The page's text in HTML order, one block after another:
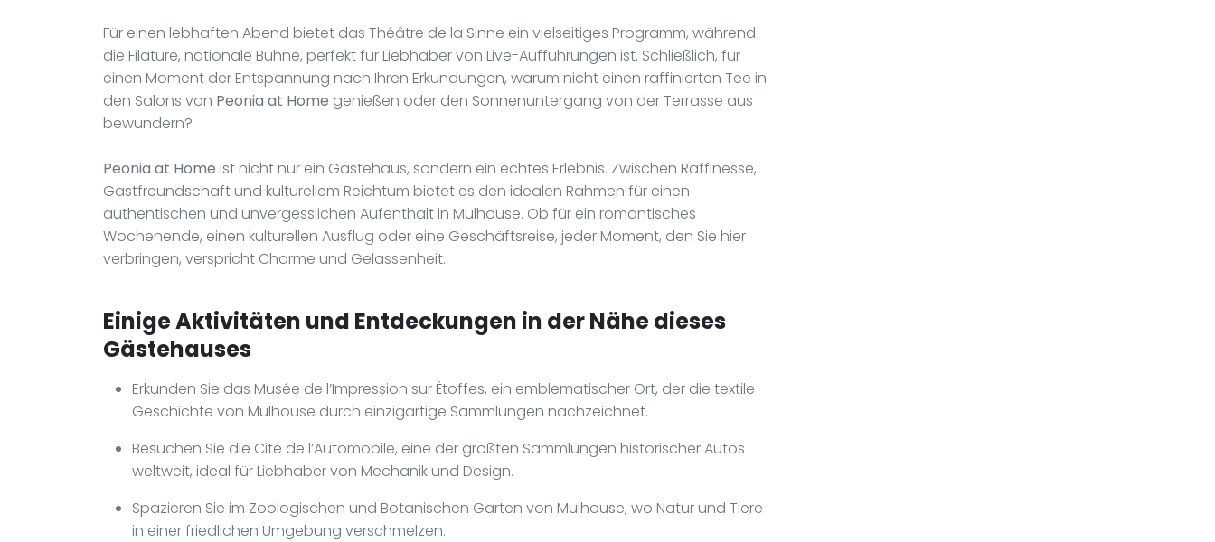
Für einen lebhaften Abend bietet das Théâtre de la Sinne ein vielseitiges Programm, während
die Filature, nationale Bühne, perfekt für Liebhaber von Live-Aufführungen ist. Schließlich, für
einen Moment der Entspannung nach Ihren Erkundungen, warum nicht einen raffinierten Tee in
den Salons von Peonia at Home genießen oder den Sonnenuntergang von der Terrasse aus
bewundern?
Peonia at Home ist nicht nur ein Gästehaus, sondern ein echtes Erlebnis. Zwischen Raffinesse,
Gastfreundschaft und kulturellem Reichtum bietet es den idealen Rahmen für einen
authentischen und unvergesslichen Aufenthalt in Mulhouse. Ob für ein romantisches
Wochenende, einen kulturellen Ausflug oder eine Geschäftsreise, jeder Moment, den Sie hier
verbringen, verspricht Charme und Gelassenheit.
Einige Aktivitäten und Entdeckungen in der Nähe dieses
Gästehauses
Erkunden Sie das Musée de l’Impression sur Étoffes, ein emblematischer Ort, der die textile
Geschichte von Mulhouse durch einzigartige Sammlungen nachzeichnet.
Besuchen Sie die Cité de l’Automobile, eine der größten Sammlungen historischer Autos
weltweit, ideal für Liebhaber von Mechanik und Design.
Spazieren Sie im Zoologischen und Botanischen Garten von Mulhouse, wo Natur und Tiere
in einer friedlichen Umgebung verschmelzen.